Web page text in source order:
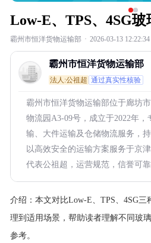
Low-E、TPS、4SG
霸州市恒洋货物运输部 · 2026-03-13 12:22:34
霸州市恒洋货物运输部
法人:公祖超 通过真实性核验
霸州市恒洋货物运输部位于廊坊
物流园A3-09号，成立于2022年
输、大件运输及仓储物流服务，
以高效安全的运输方案服务于京
代表公祖超，运营规范，信誉可靠
介绍： 本文对比Low-E、TPS、4SG
理到适用场景，帮助读者理解不同玻
参考。